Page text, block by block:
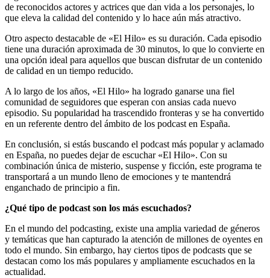
de reconocidos actores y actrices que dan vida a los personajes, lo
que eleva la calidad del contenido y lo hace aún más atractivo.
Otro aspecto destacable de «El Hilo» es su duración. Cada episodio
tiene una duración aproximada de 30 minutos, lo que lo convierte en
una opción ideal para aquellos que buscan disfrutar de un contenido
de calidad en un tiempo reducido.
A lo largo de los años, «El Hilo» ha logrado ganarse una fiel
comunidad de seguidores que esperan con ansias cada nuevo
episodio. Su popularidad ha trascendido fronteras y se ha convertido
en un referente dentro del ámbito de los podcast en España.
En conclusión, si estás buscando el podcast más popular y aclamado
en España, no puedes dejar de escuchar «El Hilo». Con su
combinación única de misterio, suspense y ficción, este programa te
transportará a un mundo lleno de emociones y te mantendrá
enganchado de principio a fin.
¿Qué tipo de podcast son los más escuchados?
En el mundo del podcasting, existe una amplia variedad de géneros
y temáticas que han capturado la atención de millones de oyentes en
todo el mundo. Sin embargo, hay ciertos tipos de podcasts que se
destacan como los más populares y ampliamente escuchados en la
actualidad.